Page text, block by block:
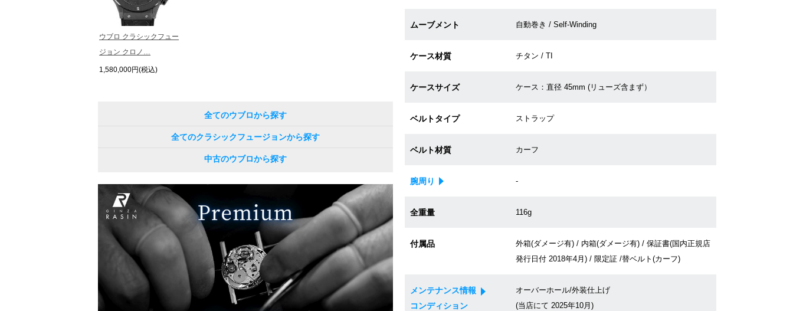
ウブロ クラシックフュー
ジョン クロノ…
1,580,000円(税込)
全てのウブロから探す
全てのクラシックフュージョンから探す
中古のウブロから探す
ムーブメント 自動巻き / Self-Winding
ケース材質 チタン / TI
ケースサイズ ケース：直径 45mm (リューズ含まず）
ベルトタイプ ストラップ
ベルト材質 カーフ
腕周り -
全重量 116g
付属品
外箱(ダメージ有) / 内箱(ダメージ有) / 保証書(国内正規店
発行日付 2018年4月) / 限定証 /替ベルト(カーフ)
メンテナンス情報
コンディション
オーバーホール/外装仕上げ
(当店にて 2025年10月)